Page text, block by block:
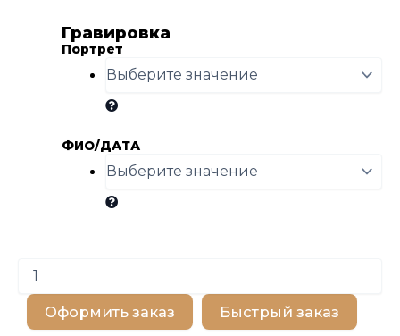
Гравировка
Портрет
ФИО/ДАТА
Количество
товара
BP100187
Оформить заказ Быстрый заказ